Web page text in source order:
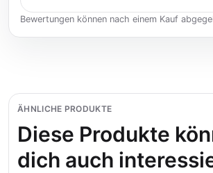
Bewertungen können nach einem Kauf
ÄHNLICHE PRODUKTE
Diese Produkte
dich auch